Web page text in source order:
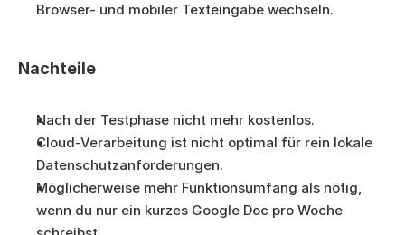
Browser- und mobiler Texteingabe wechseln.
Nachteile
Nach der Testphase nicht mehr kostenlos.
Cloud-Verarbeitung ist nicht optimal für rein lokale
Datenschutzanforderungen.
Möglicherweise mehr Funktionsumfang als nötig,
wenn du nur ein kurzes Google Doc pro Woche